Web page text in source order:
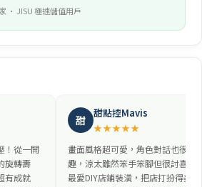
• JISU 極速儲值用戶
！從一開
旋轉壽
有成就
甜 甜點控Mavis
★★★★★
畫面風格超可愛，角色對話也很有
趣，涼太雖然笨手笨腳但很討喜。
最愛DIY店鋪裝潢，把店打扮得美美